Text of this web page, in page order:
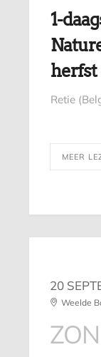
1-
herfst
Retie
MEER
20
Weelde